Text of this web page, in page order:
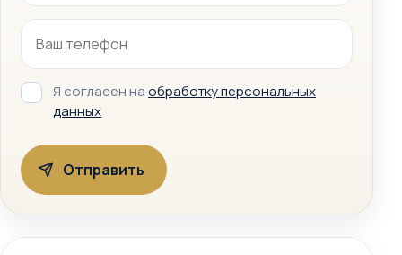
Я согласен наобработку персональных
данных